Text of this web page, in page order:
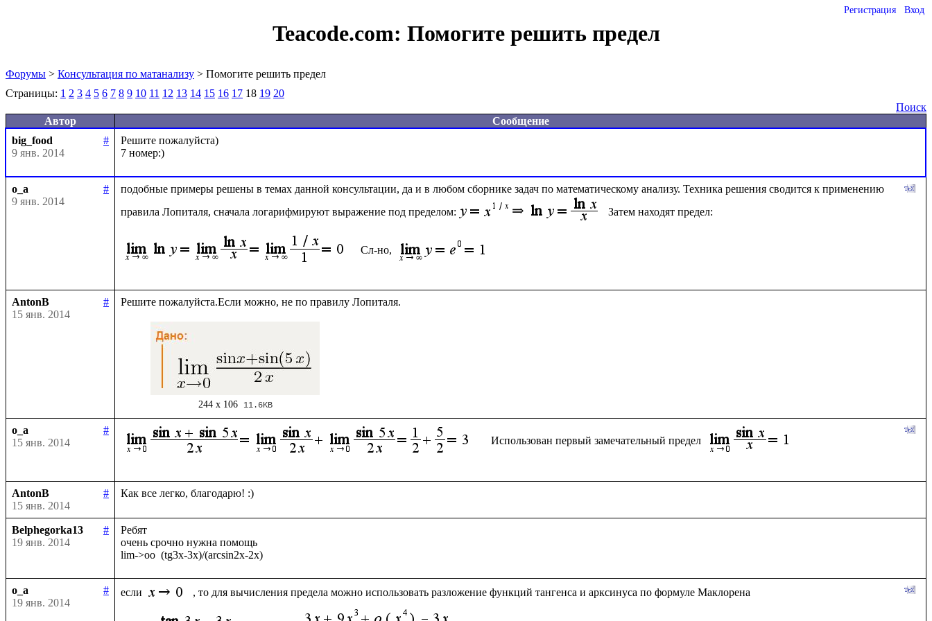
Регистрация Вход
Teacode.com: Помогите решить предел
Форумы > Консультация по матанализу > Помогите решить предел
Страницы: 1 2 3 4 5 6 7 8 9 10 11 12 13 14 15 16 17 18 19 20
Поиск
Автор
Сообщение
big_food
#
9 янв. 2014
Решите пожалуйста)
o_a
#
9 янв. 2014
подобные примеры решены в темах данной консультации, да и в любом сборнике задач по математическому анализу. Техника решения сводится к применению
правила Лопиталя, сначала логарифмируют выражение под пределом:
Затем находят предел:
Сл-но,
AntonB
#
15 янв. 2014
244 x 106 11.6KB
o_a
#
15 янв. 2014
Использован первый замечательный предел
AntonB
#
15 янв. 2014
Belphegorka13
#
19 янв. 2014
Ребят
очень срочно нужна помощь
o_a
#
19 янв. 2014
если